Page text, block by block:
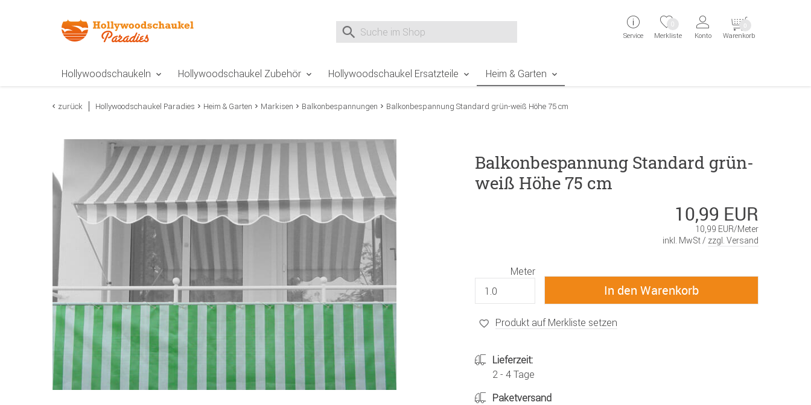
Suche nach
Service Merkliste
0
Konto Warenkorb
0
Hollywoodschaukeln Hollywoodschaukel Zubehör Hollywoodschaukel Ersatzteile Heim & Garten
zurück Hollywoodschaukel Paradies Heim & Garten Markisen Balkonbespannungen Balkonbespannung Standard grün-weiß Höhe 75 cm
Balkonbespannung Standard grün-
weiß Höhe 75 cm
10,99 EUR
10,99 EUR/Meter
inkl. MwSt / zzgl. Versand
Meter
Produkt auf Merkliste setzen
Lieferzeit:
2 - 4 Tage
Paketversand